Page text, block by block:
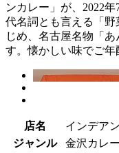
ンカレー」が、2022
代名詞とも言える「
じめ、名古屋名物「
す。懐かしい味でご年
店名
インデア
ジャンル
金沢カレー